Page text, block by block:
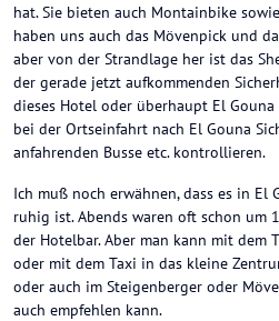
hat. Sie bieten auch Montainbike
haben uns auch das Mövenpick und
aber von der Strandlage her ist das
der gerade jetzt aufkommenden
dieses Hotel oder überhaupt El
bei der Ortseinfahrt nach El Gouna
anfahrenden Busse etc. kontrollieren.
Ich muß noch erwähnen, dass es in El
ruhig ist. Abends waren oft schon um
der Hotelbar. Aber man kann mit dem
oder mit dem Taxi in das kleine
oder auch im Steigenberger oder
auch empfehlen kann.